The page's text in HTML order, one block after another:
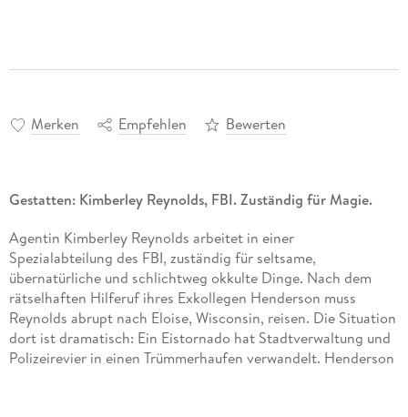
Merken Empfehlen Bewerten
Gestatten: Kimberley Reynolds, FBI. Zuständig für Magie.
Agentin Kimberley Reynolds arbeitet in einer
Spezialabteilung des FBI, zuständig für seltsame,
übernatürliche und schlichtweg okkulte Dinge. Nach dem
rätselhaften Hilferuf ihres Exkollegen Henderson muss
Reynolds abrupt nach Eloise, Wisconsin, reisen. Die Situation
dort ist dramatisch: Ein Eistornado hat Stadtverwaltung und
Polizeirevier in einen Trümmerhaufen verwandelt. Henderson